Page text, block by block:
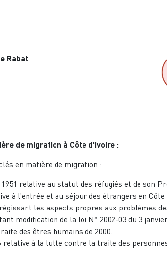
Rabat
de migration à Côte d'Ivoire :
en matière de migration :
relative au statut des réfugiés et de son
à l’entrée et au séjour des étrangers en Côte
les aspects propres aux problèmes
modification de la loi N° 2002-03 du 3
des êtres humains de 2000.
relative à la lutte contre la traite des